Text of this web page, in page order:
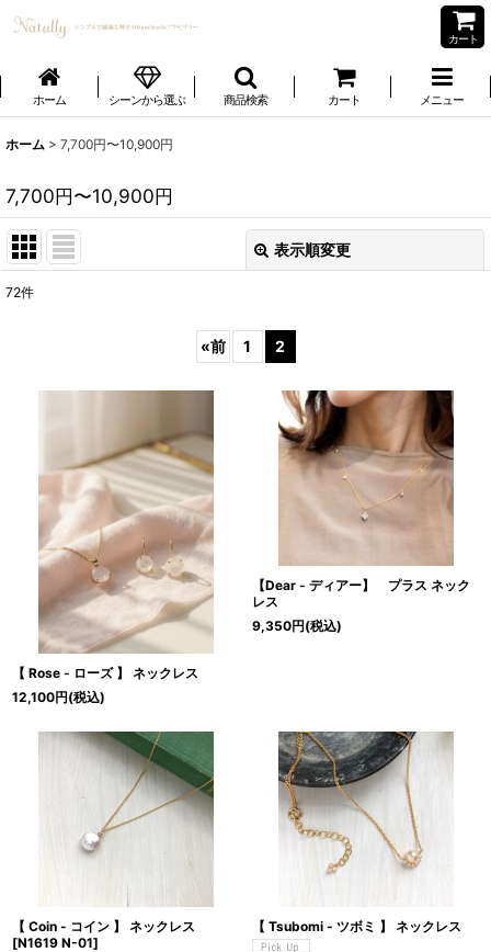
カート
ホーム シーンから選ぶ 商品検索 カート メニュー
ホーム > 7,700円〜10,900円
7,700円〜10,900円
表示順変更
72件
«前 1 2
【 Rose - ローズ 】 ネックレス
12,100円(税込)
【Dear - ディアー】 プラス ネック
レス
9,350円(税込)
【 Coin - コイン 】 ネックレス
[N1619 N-01]
【 Tsubomi - ツボミ 】 ネックレス